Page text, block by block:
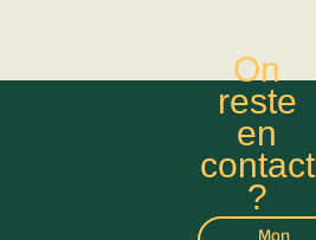
On
reste
en
contact
?